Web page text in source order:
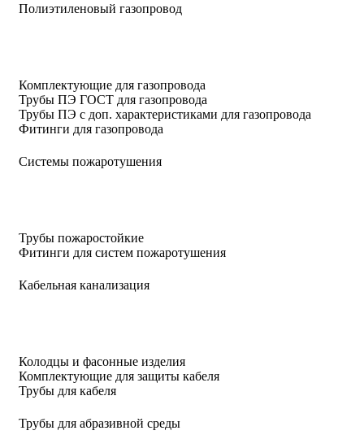
Полиэтиленовый газопровод
Комплектующие для газопровода
Трубы ПЭ ГОСТ для газопровода
Трубы ПЭ с доп. характеристиками для газопровода
Фитинги для газопровода
Системы пожаротушения
Трубы пожаростойкие
Фитинги для систем пожаротушения
Кабельная канализация
Колодцы и фасонные изделия
Комплектующие для защиты кабеля
Трубы для кабеля
Трубы для абразивной среды